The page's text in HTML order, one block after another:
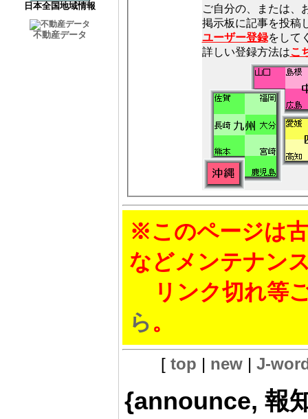
日本全国地域情報
不動産データ
ご自分の、または、
ユーザー登録をして
詳しい登録方法はこ
※このページは
などメンテナン
リンク切れ等
ら。
[ top | new| J-
{announce, 報